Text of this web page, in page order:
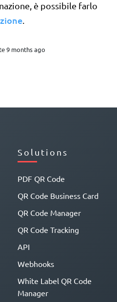
è possibile farlo
.
9 months ago
Solutions
PDF QR Code
QR Code Business Card
QR Code Manager
QR Code Tracking
API
Webhooks
White Label QR Code
Manager